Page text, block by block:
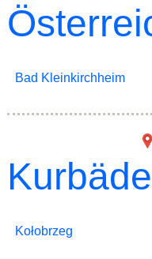
Bad Kleinkirchheim
Kołobrzeg